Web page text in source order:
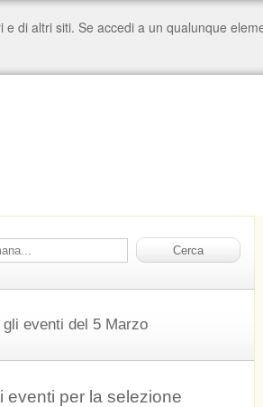
gli eventi del 5 Marzo
eventi per la selezione